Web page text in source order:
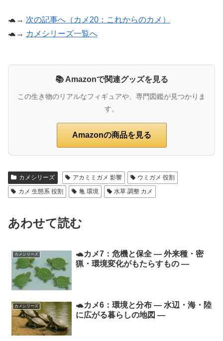
🐢→ 次の記事へ（カメ20：これからのカメ）
🐢→ カメシリーズ一覧へ
📚 Amazonで関連グッズを見る
この生き物のリアルなフィギュアや、専門図鑑が見つかりま
す。
Amazonの商品を見る
カメシリーズ アカミミガメ 影響
ウミガメ 役割
カメ 生態系 役割
亀 環境 水草 調整 カメ
あわせて読む
カメシリーズ
🐢カメ7：危機と保全 ― 外来種・密
猟・環境変化がもたらすもの ―
カメシリーズ
🐢カメ6：環境と分布 ― 水辺・海・陸
に広がる暮らしの地図 ―